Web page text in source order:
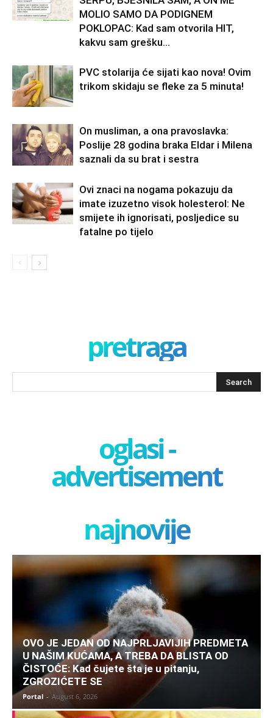
MOLIO SAMO DA PODIGNEM
POKLOPAC: Kad sam otvorila HIT,
kakvu sam grešku...
PVC stolarija će sijati kao nova! Ovim
trikom skidaju se fleke za 5 minuta!
On musliman, a ona pravoslavka:
Poslije 28 godina braka Eldar i Milena
saznali da su brat i sestra
Ovi znaci na nogama pokazuju da
imate izuzetno visok holesterol: Ne
smijete ih ignorisati, posljedice su
fatalne po tijelo
pretraga
oglasi -
advertisement
najnovije
OVO JE JEDAN OD NAJPRLJAVIJIH PREDMETA
U NAŠIM KUĆAMA, A TREBA DA BLISTA OD
ČISTOĆE: Kad čujete šta je u pitanju,
ZGROZIĆETE SE
Portal - August 6, 2026